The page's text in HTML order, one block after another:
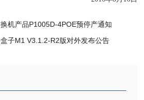
机产品P1005D-4POE预停产通知
子M1 V3.1.2-R2版对外发布公告